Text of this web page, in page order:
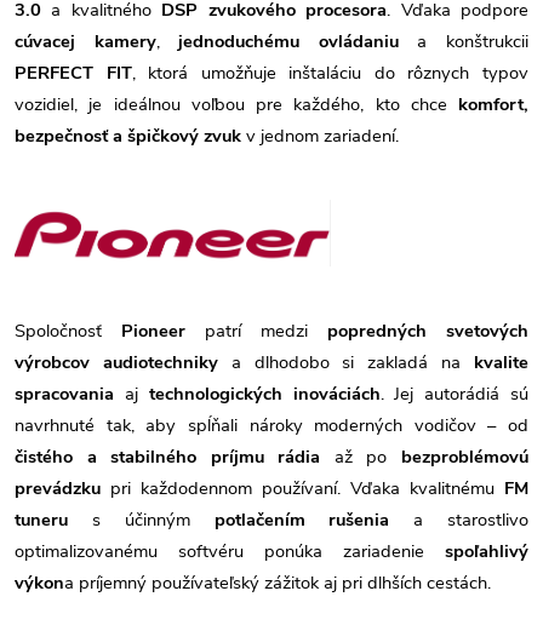
3.0 a kvalitného DSP zvukového procesora. Vďaka podpore
cúvacej kamery,jednoduchému ovládaniua konštrukcii
PERFECT FIT, ktorá umožňuje inštaláciu do rôznych typov
vozidiel, je ideálnou voľbou pre každého, kto chce komfort,
bezpečnosť a špičkový zvuk v jednom zariadení.
Spoločnosť Pioneer patrí medzi popredných svetových
výrobcov audiotechnikya dlhodobo si zakladá na kvalite
spracovania aj technologických inováciách. Jej autorádiá sú
navrhnuté tak, aby spĺňali nároky moderných vodičov – od
čistého a stabilného príjmu rádia až po bezproblémovú
prevádzku pri každodennom používaní. Vďaka kvalitnému FM
tuneru s účinným potlačením rušenia a starostlivo
optimalizovanému softvéru ponúka zariadenie spoľahlivý
výkona príjemný používateľský zážitok aj pri dlhších cestách.